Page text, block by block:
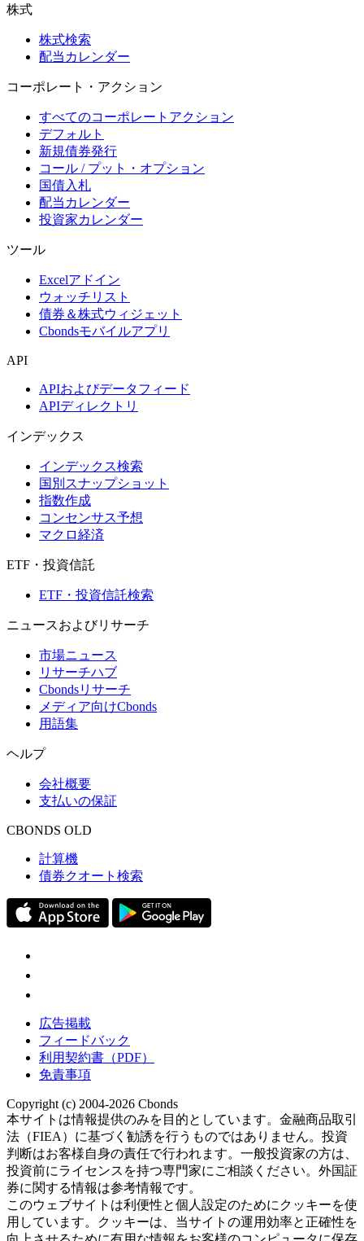
株式
株式検索
配当カレンダー
コーポレート・アクション
すべてのコーポレートアクション
デフォルト
新規債券発行
コール / プット・オプション
国債入札
配当カレンダー
投資家カレンダー
ツール
Excelアドイン
ウォッチリスト
債券＆株式ウィジェット
Cbondsモバイルアプリ
API
APIおよびデータフィード
APIディレクトリ
インデックス
インデックス検索
国別スナップショット
指数作成
コンセンサス予想
マクロ経済
ETF・投資信託
ETF・投資信託検索
ニュースおよびリサーチ
市場ニュース
リサーチハブ
Cbondsリサーチ
メディア向けCbonds
用語集
ヘルプ
会社概要
支払いの保証
CBONDS OLD
計算機
債券クオート検索
広告掲載
フィードバック
利用契約書（PDF）
免責事項
Copyright (c) 2004-2026 Cbonds
本サイトは情報提供のみを目的としています。金融商品取引
法（FIEA）に基づく勧誘を行うものではありません。投資
判断はお客様自身の責任で行われます。一般投資家の方は、
投資前にライセンスを持つ専門家にご相談ください。外国証
券に関する情報は参考情報です。
このウェブサイトは利便性と個人設定のためにクッキーを使
用しています。クッキーは、当サイトの運用効率と正確性を